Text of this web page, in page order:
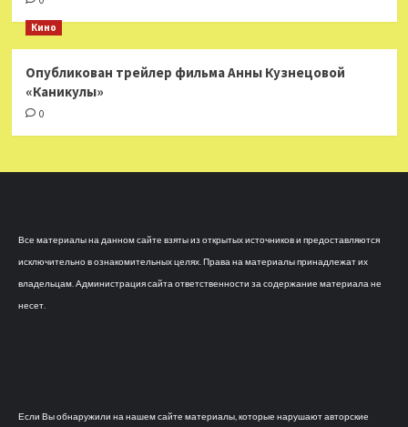
Кино
Опубликован трейлер фильма Анны Кузнецовой
«Каникулы»
0
Все материалы на данном сайте взяты из открытых источников и предоставляются
исключительно в ознакомительных целях. Права на материалы принадлежат их
владельцам. Администрация сайта ответственности за содержание материала не
несет.
Если Вы обнаружили на нашем сайте материалы, которые нарушают авторские